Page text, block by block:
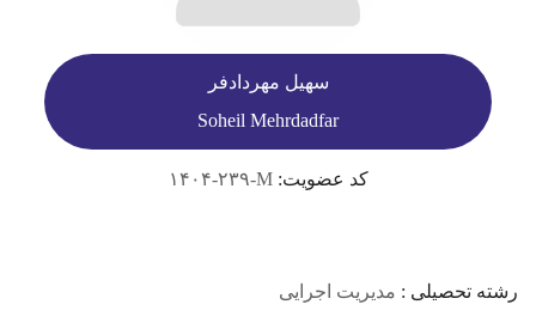
سهیل مهردادفر
Soheil Mehrdadfar
کد عضویت:۱۴۰۴-۲۳۹-M
رشته تحصیلی : مدیریت اجرایی